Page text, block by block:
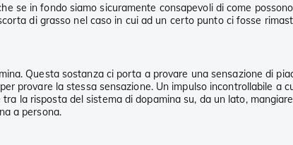
se in fondo siamo sicuramente consapevoli di come
di grasso nel caso in cui ad un certo punto ci fosse
Questa sostanza ci porta a provare una sensazione di
provare la stessa sensazione. Un impulso incontrollabile a
la risposta del sistema di dopamina su, da un lato,
a persona.